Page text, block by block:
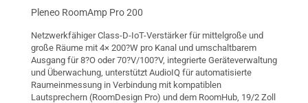
Pleneo RoomAmp Pro 200
Netzwerkfähiger Class-D-IoT-Verstärker für mittelgroße und
große Räume mit 4× 200?W pro Kanal und umschaltbarem
Ausgang für 8?O oder 70?V/100?V, integrierte Geräteverwaltung
und Überwachung, unterstützt AudioIQ für automatisierte
Raumeinmessung in Verbindung mit kompatiblen
Lautsprechern (RoomDesign Pro) und dem RoomHub, 19/2 Zoll